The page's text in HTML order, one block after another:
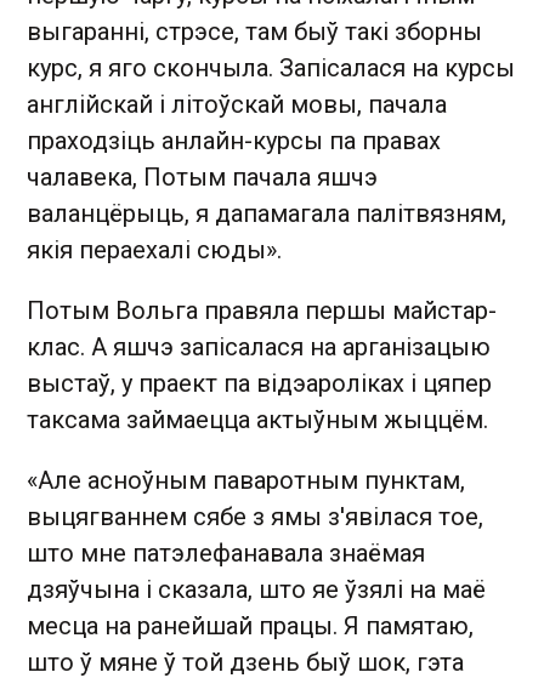
выгаранні, стрэсе, там быў такі зборны
курс, я яго скончыла. Запісалася на курсы
англійскай і літоўскай мовы, пачала
праходзіць анлайн-курсы па правах
чалавека, Потым пачала яшчэ
валанцёрыць, я дапамагала палітвязням,
якія пераехалі сюды».
Потым Вольга правяла першы майстар-
клас. А яшчэ запісалася на арганізацыю
выстаў, у праект па відэароліках і цяпер
таксама займаецца актыўным жыццём.
«Але асноўным паваротным пунктам,
выцягваннем сябе з ямы з'явілася тое,
што мне патэлефанавала знаёмая
дзяўчына і сказала, што яе ўзялі на маё
месца на ранейшай працы. Я памятаю,
што ў мяне ў той дзень быў шок, гэта